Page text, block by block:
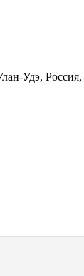
Удэ, Россия,